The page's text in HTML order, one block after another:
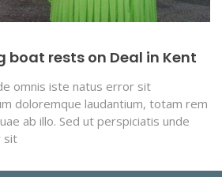
boat rests on Deal in Kent
omnis iste natus error sit
doloremque laudantium, totam rem
ab illo. Sed ut perspiciatis unde
sit